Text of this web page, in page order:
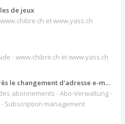
tables de jeux
et www.yass.ch
- www.chibre.ch et www.yass.ch
le changement d'adresse e-mail.
abonnements - Abo-Verwaltung -
Subscription management